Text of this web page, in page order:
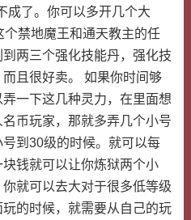
成了。你可以多开几个大
禁地魔王和通天教主的任
两三个强化技能丹，强化技
且很好卖。 如果你时间够
一下这几种灵力，在里面想
币玩家，那就多弄几个小号
到30级的时候。就可以每
钱就可以让你炼狱两个小
就可以去大对于很多低等级
的时候，就需要从自己的玩